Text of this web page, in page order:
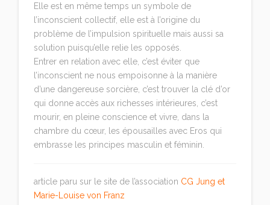
Elle est en même temps un symbole de
l’inconscient collectif, elle est à l’origine du
problème de l’impulsion spirituelle mais aussi sa
solution puisqu’elle relie les opposés.
Entrer en relation avec elle, c’est éviter que
l’inconscient ne nous empoisonne à la manière
d’une dangereuse sorcière, c’est trouver la clé d’or
qui donne accès aux richesses intérieures, c’est
mourir, en pleine conscience et vivre, dans la
chambre du cœur, les épousailles avec Eros qui
embrasse les principes masculin et féminin.
article paru sur le site de l’association CG Jung et
Marie-Louise von Franz